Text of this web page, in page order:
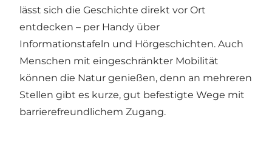
lässt sich die Geschichte direkt vor Ort
entdecken – per Handy über
Informationstafeln und Hörgeschichten. Auch
Menschen mit eingeschränkter Mobilität
können die Natur genießen, denn an mehreren
Stellen gibt es kurze, gut befestigte Wege mit
barrierefreundlichem Zugang.